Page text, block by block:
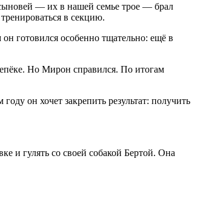
— их в нашей семье трое — брал
в секцию.
готовился особенно тщательно: ещё в
Но Мирон справился. По итогам
он хочет закрепить результат: получить
и гулять со своей собакой Бертой. Она